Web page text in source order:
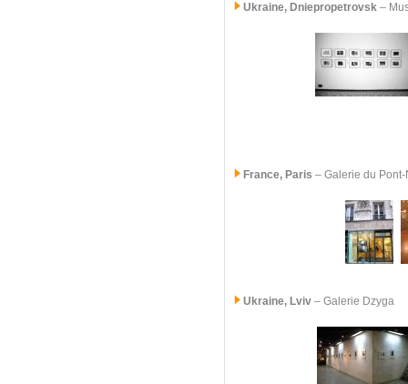
Ukraine, Dniepropetrovsk –
France, Paris – Galerie du Pont-
Ukraine, Lviv – Galerie Dzyga